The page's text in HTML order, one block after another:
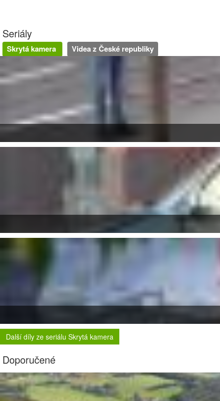
Seriály
Skrytá kamera Videa z České republiky
Další díly ze seriálu Skrytá kamera
Doporučené